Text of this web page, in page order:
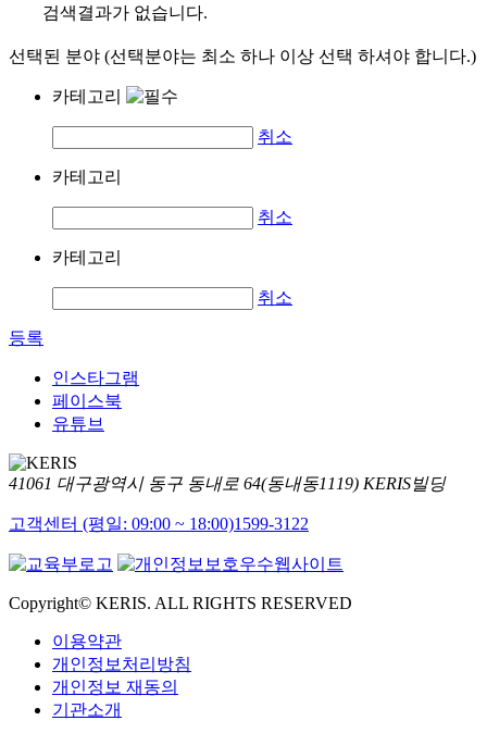
검색결과가 없습니다.
선택된 분야 (선택분야는 최소 하나 이상 선택 하셔야 합니다.)
카테고리
취소
카테고리
취소
카테고리
취소
등록
인스타그램
페이스북
유튜브
41061 대구광역시 동구 동내로 64(동내동1119) KERIS빌딩
고객센터 (평일: 09:00 ~ 18:00)1599-3122
Copyright© KERIS. ALL RIGHTS RESERVED
이용약관
개인정보처리방침
개인정보 재동의
기관소개